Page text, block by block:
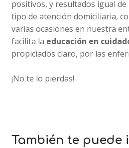
positivos, y resultados igual
tipo de atención domiciliaria,
varias ocasiones en nuestra
facilita la educación en
propiciados claro, por las
¡No te lo pierdas!
También te puede